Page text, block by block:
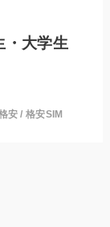
・大学生
安 /格安SIM